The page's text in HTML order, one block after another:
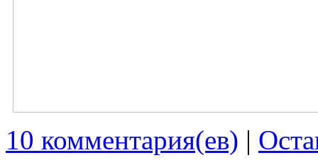
10 комментария(ев) |